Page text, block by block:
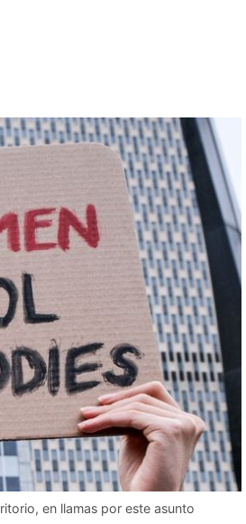
en llamas por este asunto